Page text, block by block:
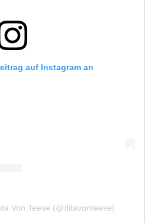
auf Instagram an
Von Teese (@ditavonteese)